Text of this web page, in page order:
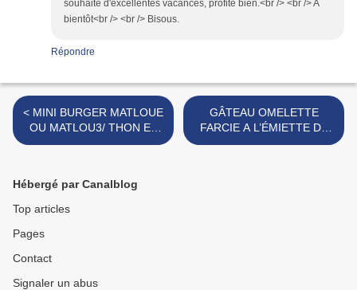
souhaite d'excellentes vacances, profite bien.<br /> <br /> A
bientôt<br /> <br /> Bisous.
Répondre
< MINI BURGER MATLOUE
OU MATLOU3/ THON ET
LÉGUMES
GÂTEAU OMELETTE
FARCIE A L’ÉMIETTE DE
POULET ET LÉGUMES >
Hébergé par Canalblog
Top articles
Pages
Contact
Signaler un abus